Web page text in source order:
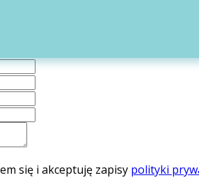
się i akceptuję zapisy polityki